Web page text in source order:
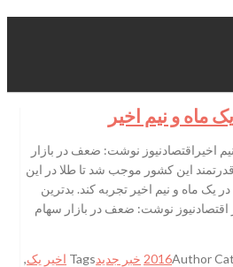
ماه‌ و نیم اخیر
اخیراقتصادنیوز نوشت: ضعف در بازار
این کشور موجب شد تا طلا در این
یک ماه و نیم اخیر تجربه کند. بدترین
اقتصادنیوز نوشت: ضعف در بازار سهام
Author خبر جدیدTags اخیر یک,